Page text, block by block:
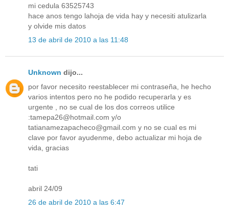
mi cedula 63525743
hace anos tengo lahoja de vida hay y necesiti atulizarla
y olvide mis datos
13 de abril de 2010 a las 11:48
Unknown dijo...
por favor necesito reestablecer mi contraseña, he hecho
varios intentos pero no he podido recuperarla y es
urgente , no se cual de los dos correos utilice
:tamepa26@hotmail.com y/o
tatianamezapacheco@gmail.com y no se cual es mi
clave por favor ayudenme, debo actualizar mi hoja de
vida, gracias
tati
abril 24/09
26 de abril de 2010 a las 6:47